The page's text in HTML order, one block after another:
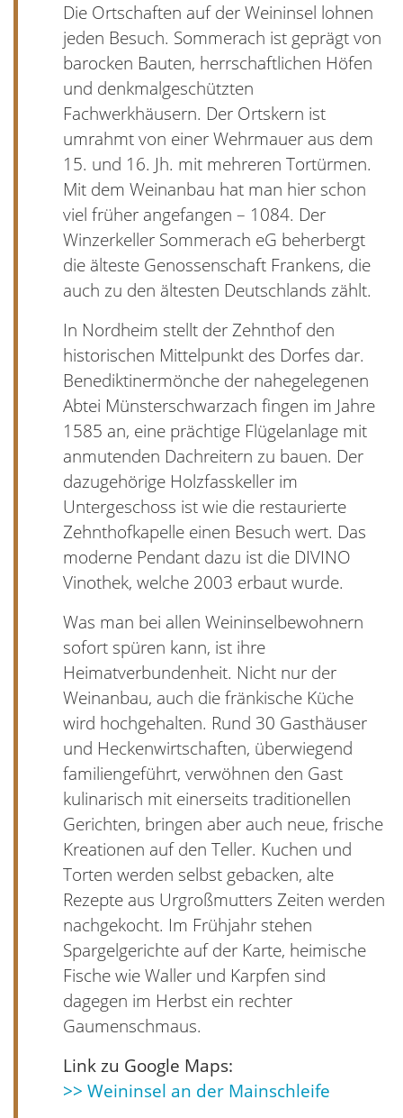
Die Ortschaften auf der Weininsel lohnen
jeden Besuch. Sommerach ist geprägt von
barocken Bauten, herrschaftlichen Höfen
und denkmalgeschützten
Fachwerkhäusern. Der Ortskern ist
umrahmt von einer Wehrmauer aus dem
15. und 16. Jh. mit mehreren Tortürmen.
Mit dem Weinanbau hat man hier schon
viel früher angefangen – 1084. Der
Winzerkeller Sommerach eG beherbergt
die älteste Genossenschaft Frankens, die
auch zu den ältesten Deutschlands zählt.
In Nordheim stellt der Zehnthof den
historischen Mittelpunkt des Dorfes dar.
Benediktinermönche der nahegelegenen
Abtei Münsterschwarzach fingen im Jahre
1585 an, eine prächtige Flügelanlage mit
anmutenden Dachreitern zu bauen. Der
dazugehörige Holzfasskeller im
Untergeschoss ist wie die restaurierte
Zehnthofkapelle einen Besuch wert. Das
moderne Pendant dazu ist die DIVINO
Vinothek, welche 2003 erbaut wurde.
Was man bei allen Weininselbewohnern
sofort spüren kann, ist ihre
Heimatverbundenheit. Nicht nur der
Weinanbau, auch die fränkische Küche
wird hochgehalten. Rund 30 Gasthäuser
und Heckenwirtschaften, überwiegend
familiengeführt, verwöhnen den Gast
kulinarisch mit einerseits traditionellen
Gerichten, bringen aber auch neue, frische
Kreationen auf den Teller. Kuchen und
Torten werden selbst gebacken, alte
Rezepte aus Urgroßmutters Zeiten werden
nachgekocht. Im Frühjahr stehen
Spargelgerichte auf der Karte, heimische
Fische wie Waller und Karpfen sind
dagegen im Herbst ein rechter
Gaumenschmaus.
Link zu Google Maps:
>> Weininsel an der Mainschleife